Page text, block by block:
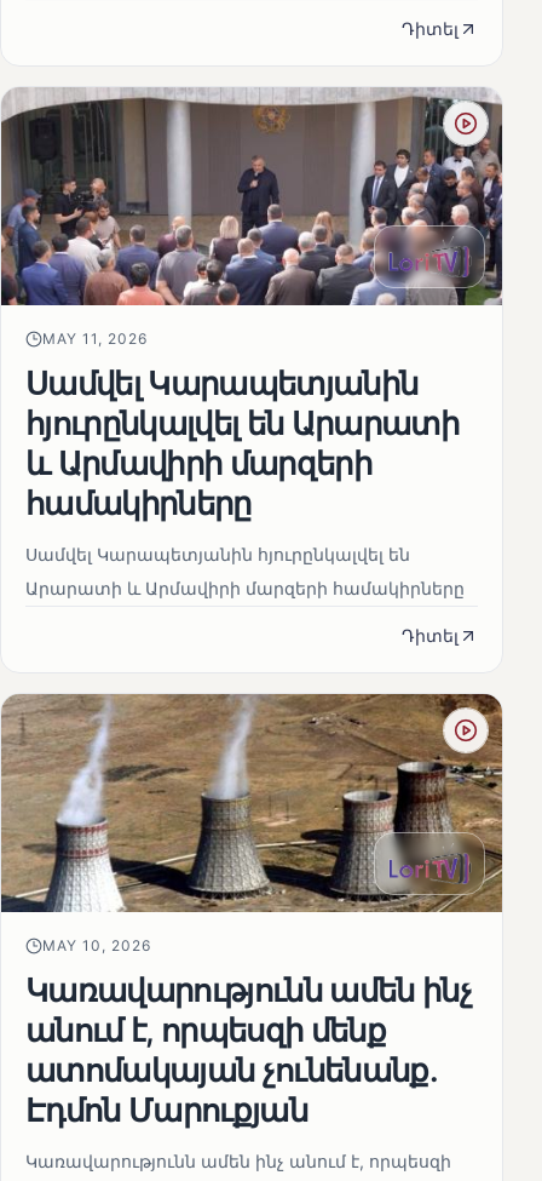
Դիտել
MAY 11, 2026
Սամվել Կարապետյանին
հյուրընկալվել են Արարատի
և Արմավիրի մարզերի
համակիրները
Սամվել Կարապետյանին հյուրընկալվել են
Արարատի և Արմավիրի մարզերի համակիրները
Դիտել
MAY 10, 2026
Կառավարությունն ամեն ինչ
անում է, որպեսզի մենք
ատոմակայան չունենանք․
Էդմոն Մարուքյան
Կառավարությունն ամեն ինչ անում է, որպեսզի